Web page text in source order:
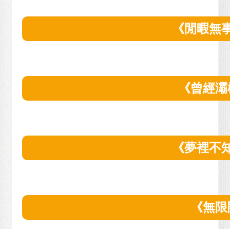
《閒暇無
《曾經
《夢裡不
《無